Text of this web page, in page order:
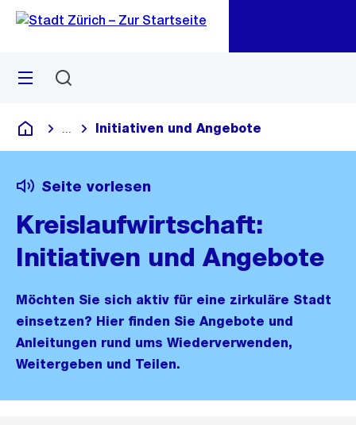
Navigation
Sprunglink
Menü
Deutsch
Blende alle Breadcrumbs ein
Initiativen und Angebote
Seite vorlesen
Kreislaufwirtschaft:
Initiativen und Angebote
Möchten Sie sich aktiv für eine zirkuläre Stadt
einsetzen? Hier finden Sie Angebote und
Anleitungen rund ums Wiederverwenden,
Weitergeben und Teilen.